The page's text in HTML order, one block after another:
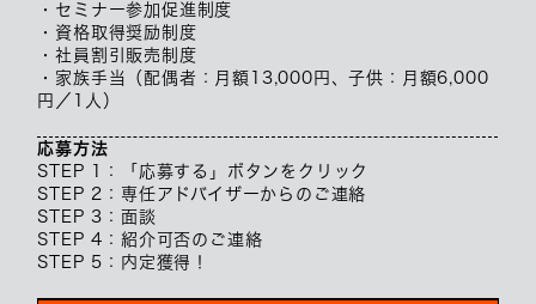
・セミナー参加促進制度
・資格取得奨励制度
・社員割引販売制度
・家族手当（配偶者：月額13,000円、子供：月額6,000
円／1人）
応募方法
STEP 1：「応募する」ボタンをクリック
STEP 2：専任アドバイザーからのご連絡
STEP 3：面談
STEP 4：紹介可否のご連絡
STEP 5：内定獲得！